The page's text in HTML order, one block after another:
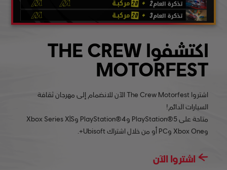
اكتشفوا THE CREW
MOTORFEST
اشتروا The Crew Motorfest الآن للانضمام إلى مهرجان ثقافة
السيارات الدائم!
متاحة على PlayStation®5 وPlayStation®4 وXbox Series X|S
وXbox One وPC أو من خلال اشتراك Ubisoft+.
اشتروا الآن